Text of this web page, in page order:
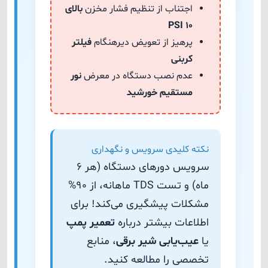
اجتناب از تنظیم فشار مخزنبالای
۱۰ PSI
پرهیز از تعویض دیرهنگامفیلتر
کربنی
عدم نصب دستگاه در معرضنور
مستقیم خورشید
نکته کلیدی سرویس و نگهداری
سرویس دورهای دستگاه (هر ۶
ماه) و تست TDS ماهانه، از ۹۰%
مشکلات پیشگیری می‌کند! برای
اطلاعات بیشتر درباره تعمیر پمپ
یا عیب‌یابی شیر برقی، منابع
تخصصی را مطالعه کنید.